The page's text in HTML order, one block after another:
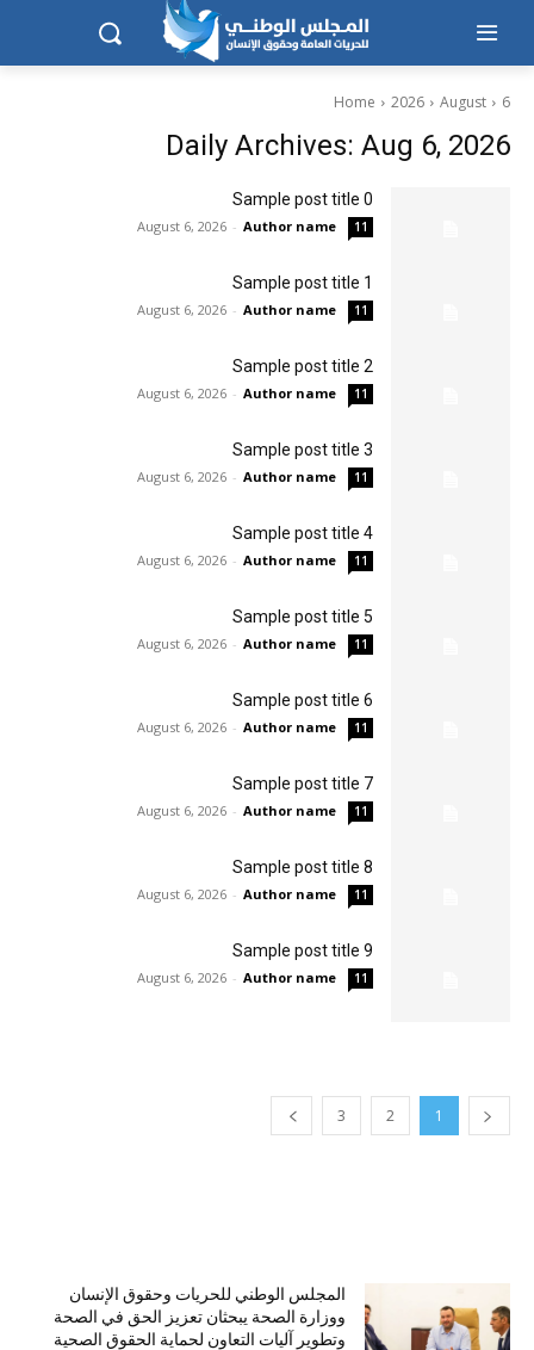
Home 2026 August 6
Daily Archives: Aug 6, 2026
Sample post title 0
Author name
-
August 6, 2026 11
Sample post title 1
Author name
-
August 6, 2026 11
Sample post title 2
Author name
-
August 6, 2026 11
Sample post title 3
Author name
-
August 6, 2026 11
Sample post title 4
Author name
-
August 6, 2026 11
Sample post title 5
Author name
-
August 6, 2026 11
Sample post title 6
Author name
-
August 6, 2026 11
Sample post title 7
Author name
-
August 6, 2026 11
Sample post title 8
Author name
-
August 6, 2026 11
Sample post title 9
Author name
-
August 6, 2026 11
1
2
3
المجلس الوطني للحريات وحقوق الإنسان
ووزارة الصحة يبحثان تعزيز الحق في الصحة
وتطوير آليات التعاون لحماية الحقوق الصحية